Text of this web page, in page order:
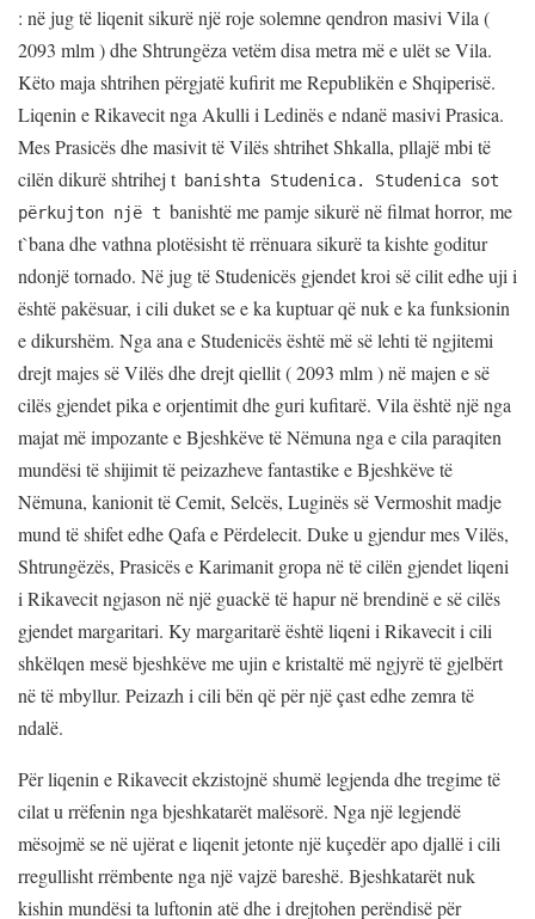
: në jug të liqenit sikurë një roje solemne qendron masivi Vila (
2093 mlm ) dhe Shtrungëza vetëm disa metra më e ulët se Vila.
Këto maja shtrihen përgjatë kufirit me Republikën e Shqiperisë.
Liqenin e Rikavecit nga Akulli i Ledinës e ndanë masivi Prasica.
Mes Prasicës dhe masivit të Vilës shtrihet Shkalla, pllajë mbi të
cilën dikurë shtrihej t banishta Studenica. Studenica sot
përkujton një t banishtë me pamje sikurë në filmat horror, me
t`bana dhe vathna plotësisht të rrënuara sikurë ta kishte goditur
ndonjë tornado. Në jug të Studenicës gjendet kroi së cilit edhe uji i
është pakësuar, i cili duket se e ka kuptuar që nuk e ka funksionin
e dikurshëm. Nga ana e Studenicës është më së lehti të ngjitemi
drejt majes së Vilës dhe drejt qiellit ( 2093 mlm ) në majen e së
cilës gjendet pika e orjentimit dhe guri kufitarë. Vila është një nga
majat më impozante e Bjeshkëve të Nëmuna nga e cila paraqiten
mundësi të shijimit të peizazheve fantastike e Bjeshkëve të
Nëmuna, kanionit të Cemit, Selcës, Luginës së Vermoshit madje
mund të shifet edhe Qafa e Përdelecit. Duke u gjendur mes Vilës,
Shtrungëzës, Prasicës e Karimanit gropa në të cilën gjendet liqeni
i Rikavecit ngjason në një guackë të hapur në brendinë e së cilës
gjendet margaritari. Ky margaritarë është liqeni i Rikavecit i cili
shkëlqen mesë bjeshkëve me ujin e kristaltë më ngjyrë të gjelbërt
në të mbyllur. Peizazh i cili bën që për një çast edhe zemra të
ndalë.
Për liqenin e Rikavecit ekzistojnë shumë legjenda dhe tregime të
cilat u rrëfenin nga bjeshkatarët malësorë. Nga një legjendë
mësojmë se në ujërat e liqenit jetonte një kuçedër apo djallë i cili
rregullisht rrëmbente nga një vajzë bareshë. Bjeshkatarët nuk
kishin mundësi ta luftonin atë dhe i drejtohen perëndisë për